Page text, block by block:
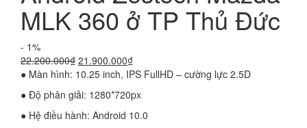
MLK 360 ở TP Thủ Đức
- 1%
22.200.000₫ Giá
gốc
là:
22.200.000₫.
21.900.000₫Giá
hiện
là:
21.900.000₫.
● Màn hình: 10.25 inch, IPS FullHD – cường lực 2.5D
● Độ phân giải: 1280*720px
● Hệ điều hành: Android 10.0